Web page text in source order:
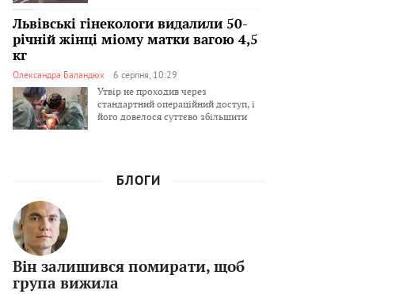
Львівські гінекологи видалили 50-
річній жінці міому матки вагою 4,5
кг
Олександра Баландюх
6 серпня, 10:29
Утвір не проходив через
стандартний операційний доступ, і
його довелося суттєво збільшити
БЛОГИ
Він залишився помирати, щоб
група вижила